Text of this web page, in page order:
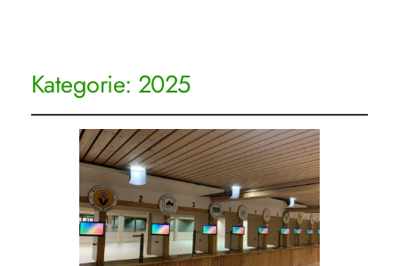
Kategorie: 2025